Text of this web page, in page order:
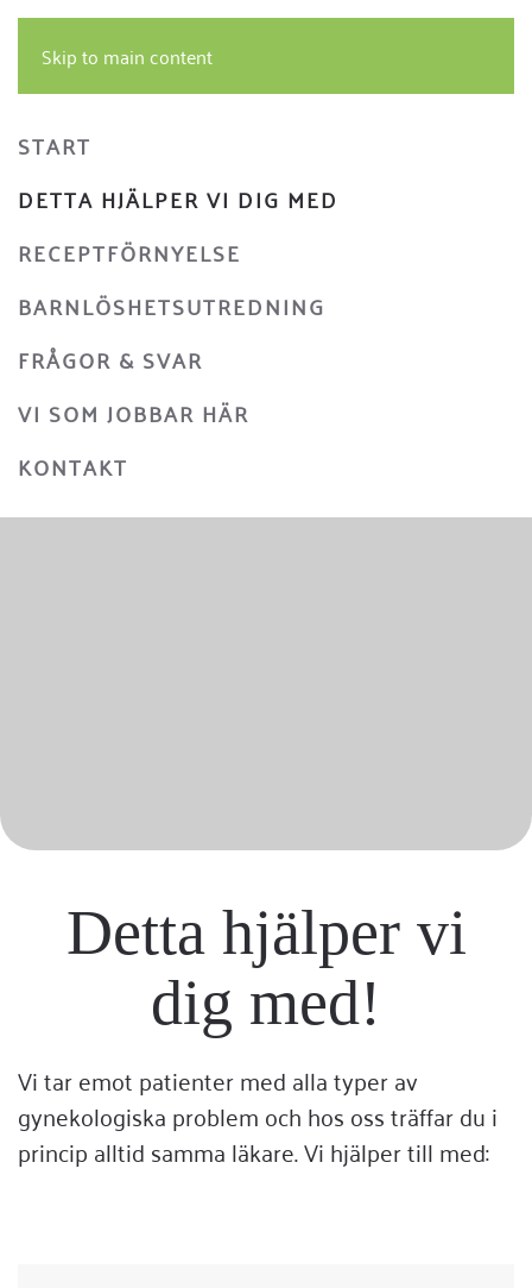
Skip to main content
START
DETTA HJÄLPER VI DIG MED
RECEPTFÖRNYELSE
BARNLÖSHETSUTREDNING
FRÅGOR & SVAR
VI SOM JOBBAR HÄR
KONTAKT
Detta hjälper vi
dig med!
Vi tar emot patienter med alla typer av
gynekologiska problem och hos oss träffar du i
princip alltid samma läkare. Vi hjälper till med: